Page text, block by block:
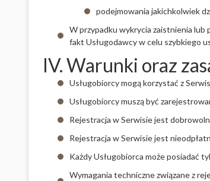
podejmowania jakichkolwiek
W przypadku wykrycia zaistnienia
fakt Usługodawcy w celu szybkiego
IV. Warunki oraz
Usługobiorcy mogą korzystać z
Usługobiorcy muszą być
Rejestracja w Serwisie jest
Rejestracja w Serwisie jest
Każdy Usługobiorca może posiadać
Wymagania techniczne związane z